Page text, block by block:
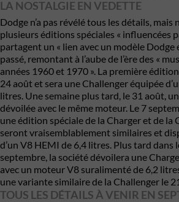
LA NOSTALGIE EN VEDETTE
Dodge n’a pas révélé tous les détails,
plusieurs éditions spéciales « influencées
partagent un « lien avec un modèle
passé, remontant à l’aube de l’ère des «
années 1960 et 1970 ». La première
24 août et sera une Challenger équipée
litres. Une semaine plus tard, le 31 août,
dévoilée avec le même moteur. Le 7
une édition spéciale de la Charger et de la
seront vraisemblablement similaires et
d’un V8 HEMI de 6,4 litres. Plus tard dans
septembre, la société dévoilera une
avec un moteur V8 suralimenté de 6,2
une variante similaire de la Challenger le
TOUS LES DÉTAILS À VENIR EN